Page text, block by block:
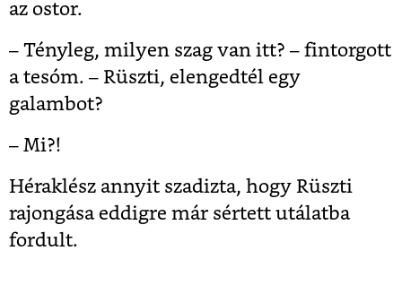
az ostor.
– Tényleg, milyen szag van itt? – fintorgott
a tesóm. – Rüszti, elengedtél egy
galambot?
– Mi?!
Héraklész annyit szadizta, hogy Rüszti
rajongása eddigre már sértett utálatba
fordult.